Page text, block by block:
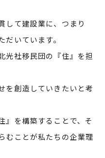
して建設業に、つまり
だいています。
光社移民団の『住』を担
を創造していきたいと考
』を構築することで、そ
むことが私たちの企業理